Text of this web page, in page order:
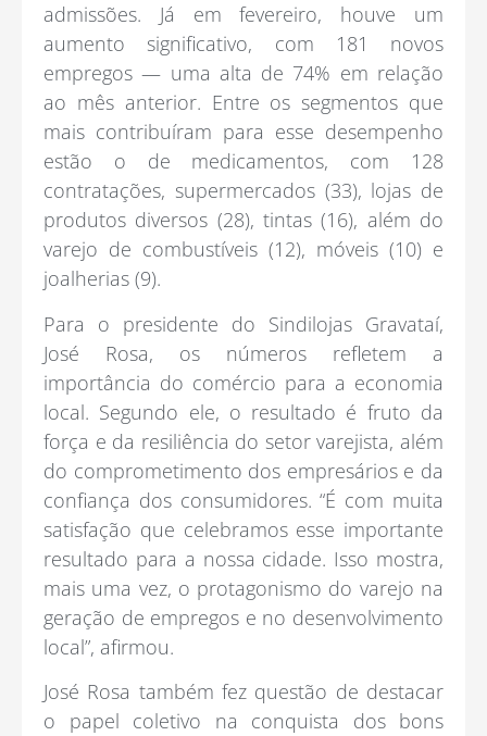
admissões. Já em fevereiro, houve um
aumento significativo, com 181 novos
empregos — uma alta de 74% em relação
ao mês anterior. Entre os segmentos que
mais contribuíram para esse desempenho
estão o de medicamentos, com 128
contratações, supermercados (33), lojas de
produtos diversos (28), tintas (16), além do
varejo de combustíveis (12), móveis (10) e
joalherias (9).
Para o presidente do Sindilojas Gravataí,
José Rosa, os números refletem a
importância do comércio para a economia
local. Segundo ele, o resultado é fruto da
força e da resiliência do setor varejista, além
do comprometimento dos empresários e da
confiança dos consumidores. “É com muita
satisfação que celebramos esse importante
resultado para a nossa cidade. Isso mostra,
mais uma vez, o protagonismo do varejo na
geração de empregos e no desenvolvimento
local”, afirmou.
José Rosa também fez questão de destacar
o papel coletivo na conquista dos bons